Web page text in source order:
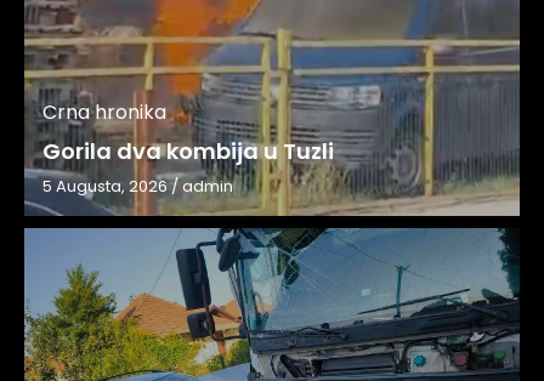
Crna hronika
Gorila dva kombija u Tuzli
5 Augusta, 2026/admin